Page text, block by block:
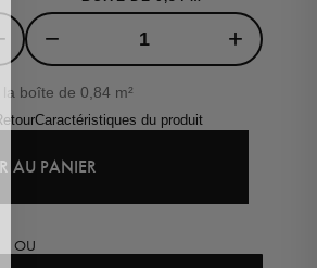
− +
la boîte de 0,84 m²
Caractéristiques du produit
AU PANIER
OU